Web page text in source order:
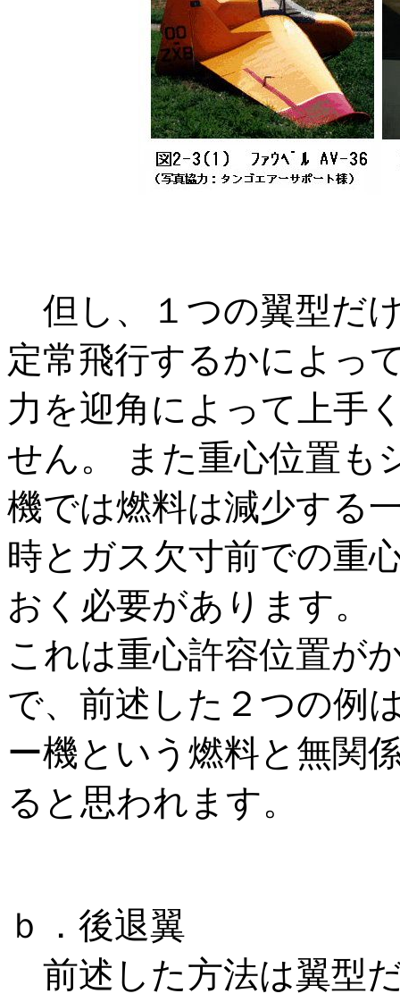
但し、１つの翼型だ
定常飛行するかによっ
力を迎角によって上手
せん。 また重心位置も
機では燃料は減少する
時とガス欠寸前での重
おく必要があります。
これは重心許容位置が
で、前述した２つの例
ー機という燃料と無関
ると思われます。
ｂ．後退翼
前述した方法は翼型